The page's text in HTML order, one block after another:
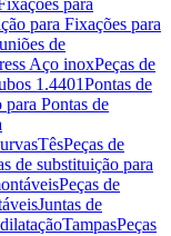
para
para Fixações para
de
Aço inoxPeças de
1.4401Pontas de
para Pontas de
TêsPeças de
de substituição para
Peças de
Juntas de
TampasPeças